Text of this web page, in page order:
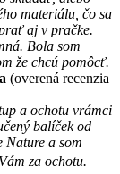
materiálu, čo sa
aj v pračke.
Bola som
že chcú pomôcť.
(overená recenzia
a ochotu vrámci
balíček od
Nature a som
za ochotu.